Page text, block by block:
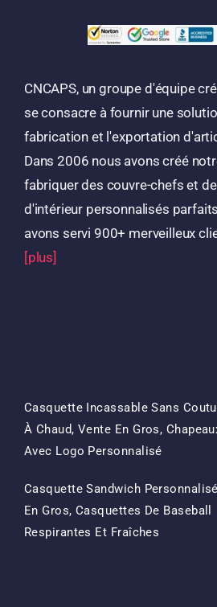
CNCAPS, un groupe d'équipe
se consacre à fournir une
fabrication et l'exportation
Dans 2006 nous avons créé
fabriquer des couvre-chefs et
d'intérieur personnalisés
avons servi 900+ merveilleux
[plus]
Casquette Incassable Sans
À Chaud, Vente En Gros,
Avec Logo PersonnaliséLe
D'origine
Était:
Le
Actuel
Est:
Casquette Sandwich
En Gros, Casquettes De Baseball
Respirantes Et Fraîches